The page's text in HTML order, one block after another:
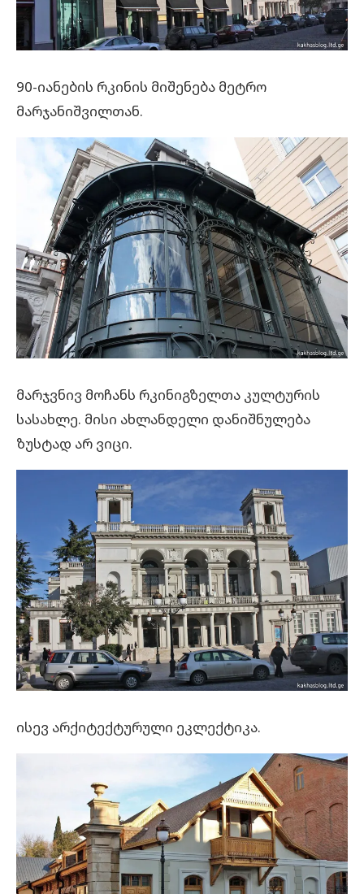
90-იანების რკინის მიშენება მეტრო
მარჯანიშვილთან.
მარჯვნივ მოჩანს რკინიგზელთა კულტურის
სასახლე. მისი ახლანდელი დანიშნულება
ზუსტად არ ვიცი.
ისევ არქიტექტურული ეკლექტიკა.